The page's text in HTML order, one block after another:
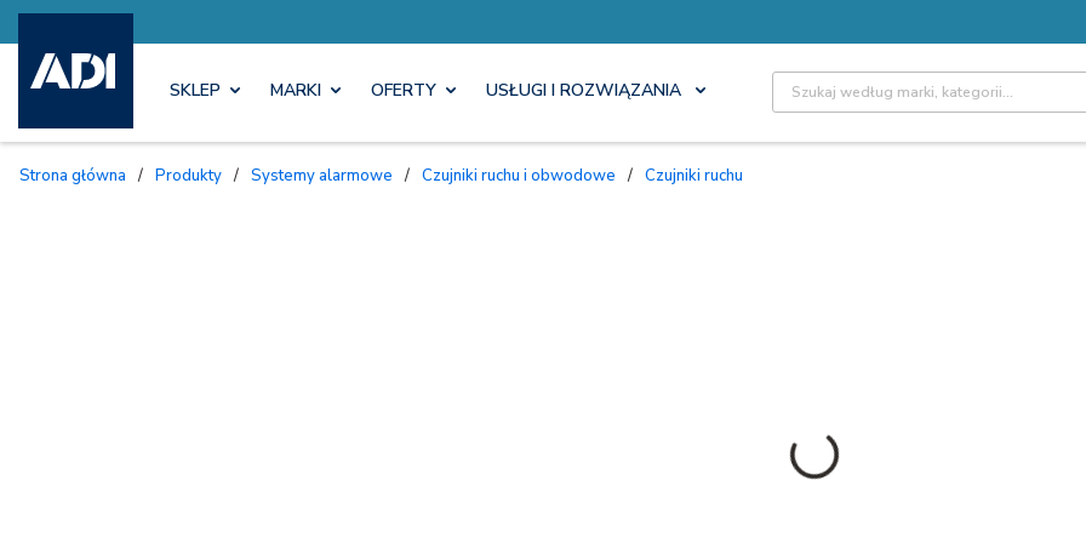
SKLEP MARKI OFERTY USŁUGI I ROZWIĄZANIA Site Search
Strona główna / Produkty / Systemy alarmowe / Czujniki ruchu i obwodowe / Czujniki ruchu